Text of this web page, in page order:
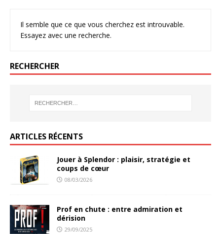
Il semble que ce que vous cherchez est introuvable.
Essayez avec une recherche.
RECHERCHER
ARTICLES RÉCENTS
Jouer à Splendor : plaisir, stratégie et
coups de cœur
08/03/2026
Prof en chute : entre admiration et
dérision
29/09/2025